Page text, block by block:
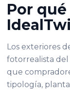
Por
Los exteriores
fotorrealista del
que
tipología,